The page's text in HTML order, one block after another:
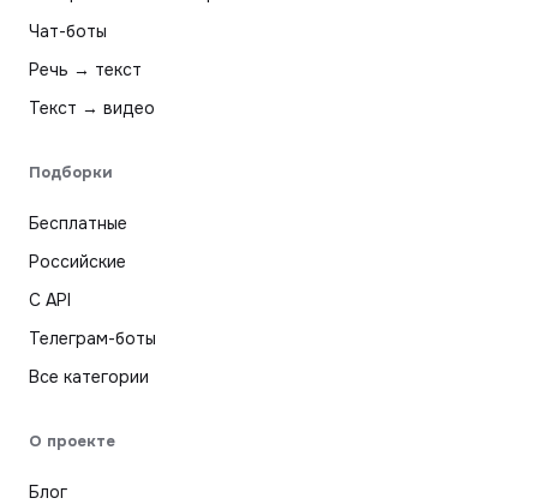
Чат-боты
Речь → текст
Текст → видео
Подборки
Бесплатные
Российские
С API
Телеграм-боты
Все категории
О проекте
Блог